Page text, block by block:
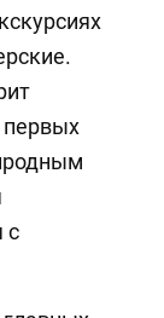
первых
с